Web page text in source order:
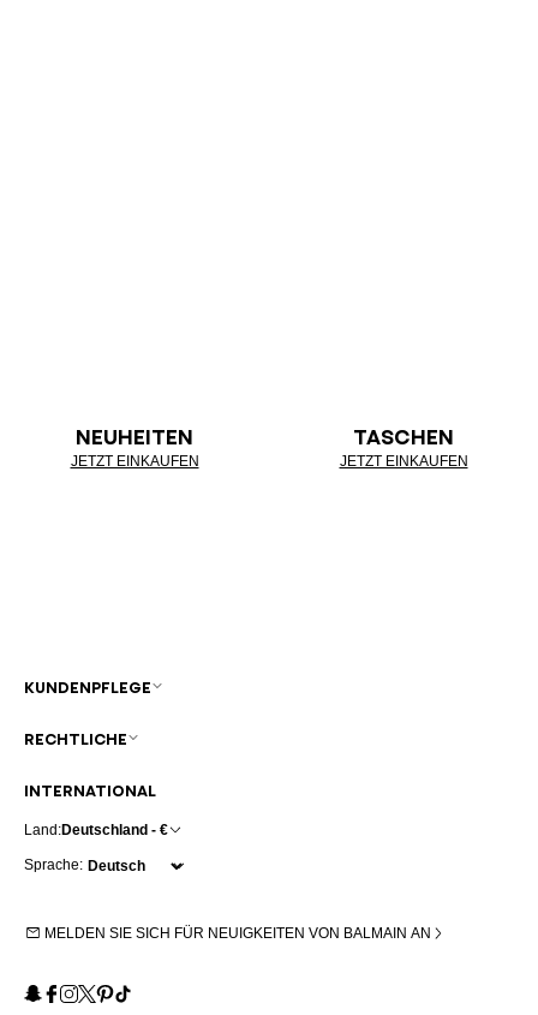
NEUHEITEN
JETZT EINKAUFEN
TASCHEN
JETZT EINKAUFEN
INTERNATIONAL
Land:Deutschland - €
Sprache:
MELDEN SIE SICH FÜR NEUIGKEITEN VON BALMAIN AN
Snapchat
Facebook
Instagram
X Pinterest
TikTok
KUNDENPFLEGE
RECHTLICHE